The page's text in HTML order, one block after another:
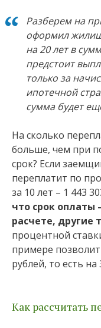
Разберем на
оформил
на 20 лет в
предстоит
только за
ипотечной
сумма будет
На сколько
больше, чем при
срок? Если
переплатит по
за 10 лет – 1 443
что срок оплаты
расчете, другие
процентной
примере
рублей, то есть на
Как рассчитать